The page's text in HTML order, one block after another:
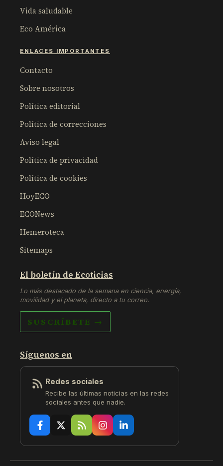
Vida saludable
Eco América
ENLACES IMPORTANTES
Contacto
Sobre nosotros
Política editorial
Política de correcciones
Aviso legal
Política de privacidad
Política de cookies
HoyECO
ECONews
Hemeroteca
Sitemaps
El boletín de Ecoticias
Lo más destacado de la semana en ciencia, energía,
movilidad y el planeta, directo a tu correo.
SUSCRÍBETE →
Síguenos en
Redes sociales
Recibe las últimas noticias en las redes
sociales antes que nadie.